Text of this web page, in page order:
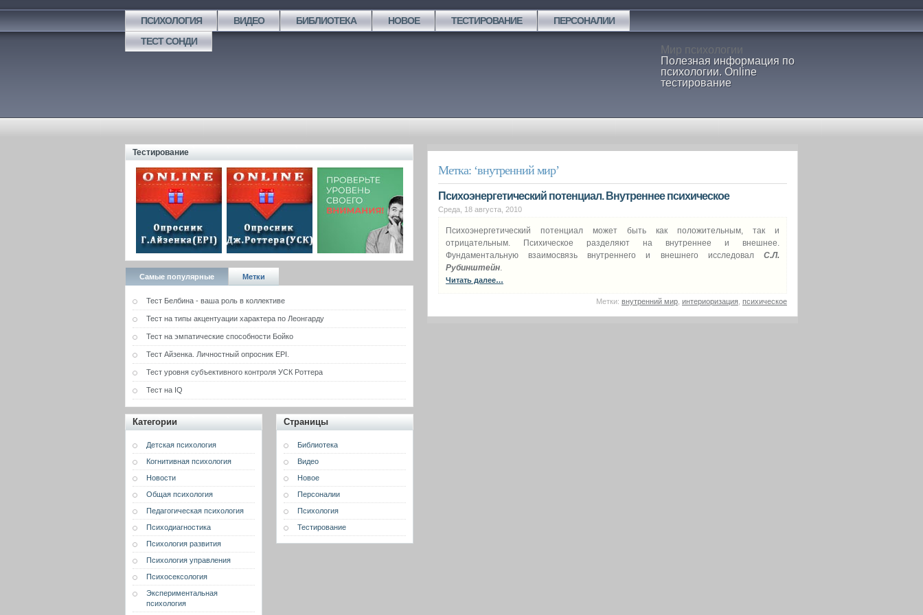
ПСИХОЛОГИЯ ВИДЕО БИБЛИОТЕКА НОВОЕ ТЕСТИРОВАНИЕ
ПЕРСОНАЛИИ
ТЕСТ СОНДИ
Мир психологии
Полезная информация по
психологии. Online
тестирование
Метка: ‘внутренний мир’
Психоэнергетический потенциал. Внутреннее психическое
Среда, 18 августа, 2010
Психоэнергетический потенциал может быть как положительным, так и
отрицательным. Психическое разделяют на внутреннее и внешнее.
Фундаментальную взаимосвязь внутреннего и внешнего исследовал С.Л.
Рубинштейн.
Читать далее…
Метки: внутренний мир интериоризация психическое
Тестирование
Самые популярные Метки
Тест Белбина - ваша роль в коллективе
Тест на типы акцентуации характера по Леонгарду
Тест на эмпатические способности Бойко
Тест Айзенка. Личностный опросник EPI.
Тест уровня субъективного контроля УСК Роттера
Тест на IQ
Категории
Детская психология
Когнитивная психология
Новости
Общая психология
Педагогическая психология
Психодиагностика
Психология развития
Психология управления
Психосексология
Экспериментальная
психология
Страницы
Библиотека
Видео
Новое
Персоналии
Психология
Тестирование